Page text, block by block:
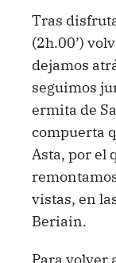
Tras
(2h.00’)
dejamos
seguimos
ermita de
compuerta
Asta, por el
vistas, en
Beriain.
Para volver